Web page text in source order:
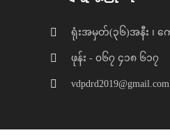
ရုံးအမှတ်(၃၆)အနီး ၊ က
ဖုန်း - ၀၆၇ ၄၁၈ ၆၁၇
vdpdrd2019@gmail.com